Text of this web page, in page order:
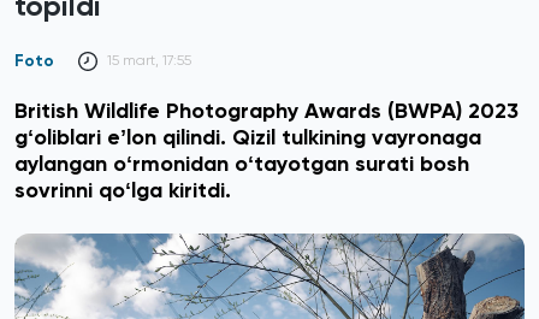
Foto 15 mart, 17:55
British Wildlife Photography Awards (BWPA) 2023
gʻoliblari eʼlon qilindi. Qizil tulkining vayronaga
aylangan oʻrmonidan oʻtayotgan surati bosh
sovrinni qoʻlga kiritdi.